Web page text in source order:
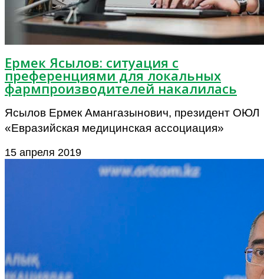
Ермек Ясылов: ситуация с
преференциями для локальных
фармпроизводителей накалилась
Ясылов Ермек Амангазынович, президент ОЮЛ
«Евразийская медицинская ассоциация»
15 апреля 2019